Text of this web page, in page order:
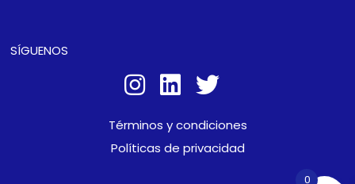
SÍGUENOS
Términos y condiciones
Políticas de privacidad
0